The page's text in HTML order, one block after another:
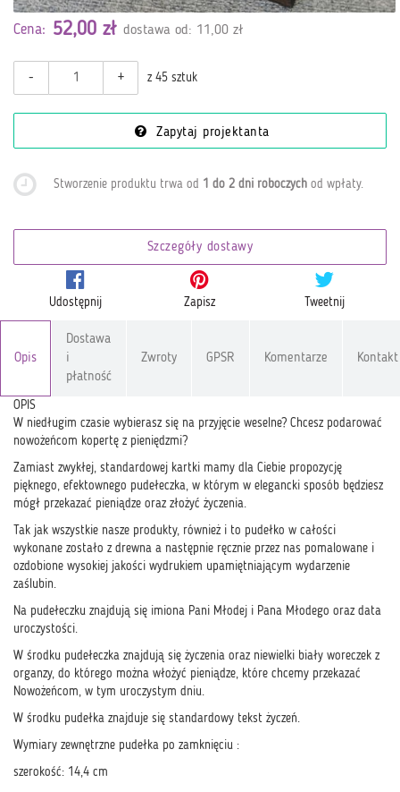
Cena: 52,00 zł dostawa od: 11,00 zł
- + z 45 sztuk
Zapytaj projektanta
Stworzenie produktu trwa od 1 do 2 dni roboczych od wpłaty.
Szczegóły dostawy
Udostępnij Zapisz Tweetnij
Opis
Dostawa
i
płatność
Zwroty GPSR Komentarze Kontakt
OPIS
W niedługim czasie wybierasz się na przyjęcie weselne? Chcesz podarować
nowożeńcom kopertę z pieniędzmi?
Zamiast zwykłej, standardowej kartki mamy dla Ciebie propozycję
pięknego, efektownego pudełeczka, w którym w elegancki sposób będziesz
mógł przekazać pieniądze oraz złożyć życzenia.
Tak jak wszystkie nasze produkty, również i to pudełko w całości
wykonane zostało z drewna a następnie ręcznie przez nas pomalowane i
ozdobione wysokiej jakości wydrukiem upamiętniającym wydarzenie
zaślubin.
Na pudełeczku znajdują się imiona Pani Młodej i Pana Młodego oraz data
uroczystości.
W środku pudełeczka znajdują się życzenia oraz niewielki biały woreczek z
organzy, do którego można włożyć pieniądze, które chcemy przekazać
Nowożeńcom, w tym uroczystym dniu.
W środku pudełka znajduje się standardowy tekst życzeń.
Wymiary zewnętrzne pudełka po zamknięciu :
szerokość: 14,4 cm